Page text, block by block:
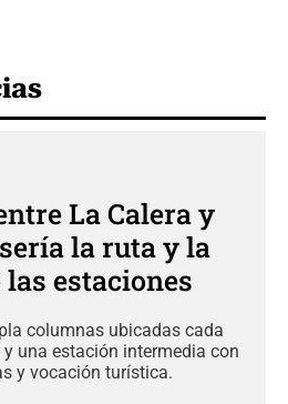
La Calera y
la ruta y la
estaciones
columnas ubicadas cada
una estación intermedia con
y vocación turística.